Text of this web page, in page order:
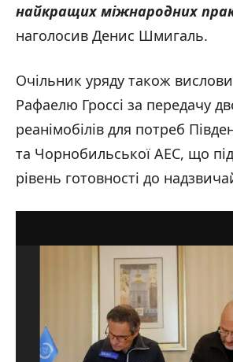
найкращих міжнародних
наголосив Денис Шмигаль.
Очільник уряду також
Рафаелю Гроссі за передачу
реанімобілів для потреб
та Чорнобильської АЕС, що
рівень готовності до